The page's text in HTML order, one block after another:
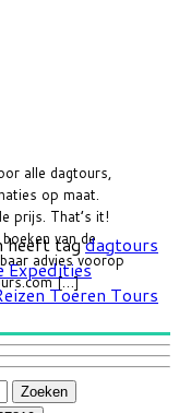
alle dagtours,
op maat.
prijs. That’s it!
van de
advies voorop
[…]
heeft tagdagtours
Expedities
Toeren Tours